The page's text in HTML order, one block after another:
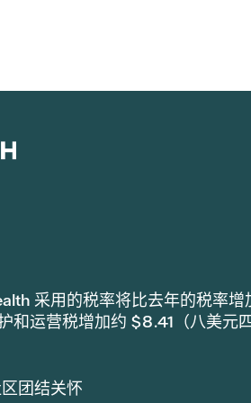
采用的税率将比去年的税率
和运营税增加约 $8.41（八美元
团结关怀